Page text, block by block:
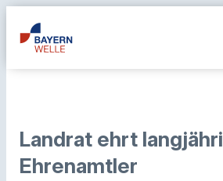
Landrat ehrt
Ehrenamtler